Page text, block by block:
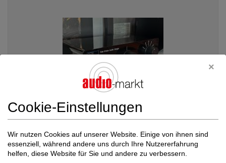
Tom EvansTHE VIBE plus PULSE 2
Transistor-Vorverstärker
Cookie-Einstellungen
Wir nutzen Cookies auf unserer Website. Einige von ihnen sind
essenziell, während andere uns durch Ihre Nutzererfahrung
helfen, diese Website für Sie und andere zu verbessern.